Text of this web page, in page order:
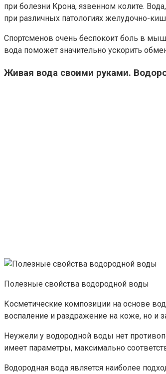
при болезни Крона, язвенном колите.
при различных патологиях желудочно-
Спортсменов очень беспокоит боль в
вода поможет значительно ускорить
Живая вода своими руками.
Полезные свойства водородной воды
Косметические композиции на основе
воспаление и раздражение на коже, но и
Неужели у водородной воды нет
имеет параметры, максимально
Водородная вода является наиболее